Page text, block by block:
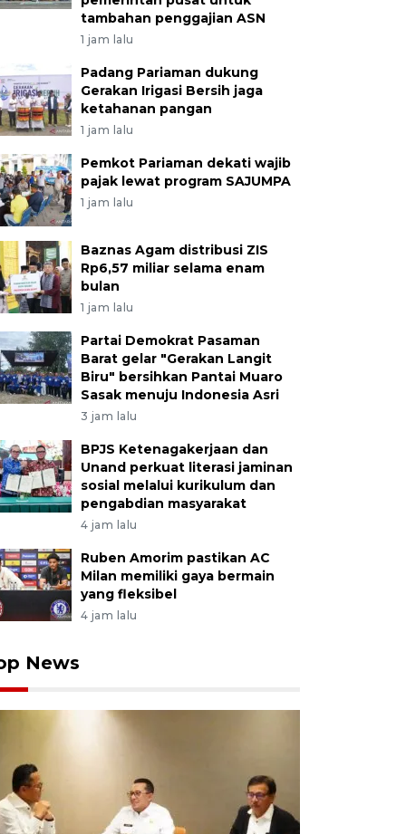
tambahan penggajian ASN
1 jam lalu
Padang Pariaman dukung
Gerakan Irigasi Bersih jaga
ketahanan pangan
1 jam lalu
Pemkot Pariaman dekati wajib
pajak lewat program SAJUMPA
1 jam lalu
Baznas Agam distribusi ZIS
Rp6,57 miliar selama enam
bulan
1 jam lalu
Partai Demokrat Pasaman
Barat gelar "Gerakan Langit
Biru" bersihkan Pantai Muaro
Sasak menuju Indonesia Asri
3 jam lalu
BPJS Ketenagakerjaan dan
Unand perkuat literasi jaminan
sosial melalui kurikulum dan
pengabdian masyarakat
4 jam lalu
Ruben Amorim pastikan AC
Milan memiliki gaya bermain
yang fleksibel
4 jam lalu
News